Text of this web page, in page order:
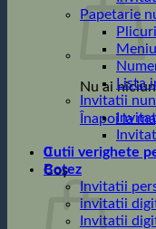
Nu ai
Înapoi la
0
Coș
Papetarie
Lista
Invitatii
Cutii verighete
Botez
Invitatii
invitatii
Invitatii